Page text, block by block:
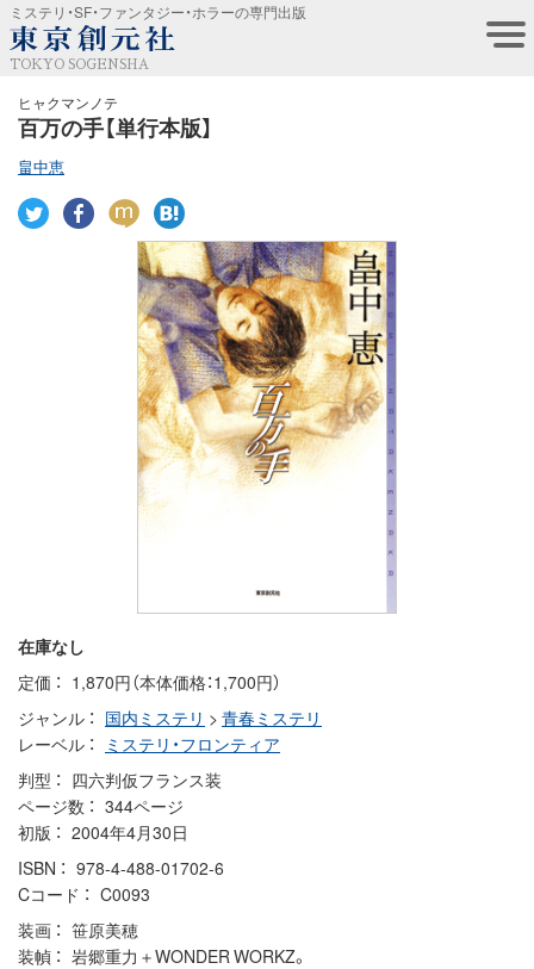
ミステリ・SF・ファンタジー・ホラーの専門出版
TOKYO SOGENSHA
ヒャクマンノテ
百万の手【単行本版】
畠中恵
在庫なし
定価
1,870円（本体価格：1,700円）
ジャンル
国内ミステリ > 青春ミステリ
レーベル
ミステリ・フロンティア
判型
四六判仮フランス装
ページ数
344ページ
初版
2004年4月30日
ISBN
978-4-488-01702-6
Cコード
C0093
装画
笹原美穂
装幀
岩郷重力＋WONDER WORKZ。